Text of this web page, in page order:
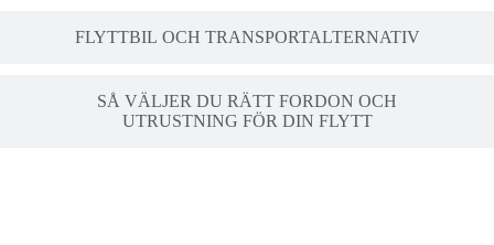
FLYTTBIL OCH TRANSPORTALTERNATIV
SÅ VÄLJER DU RÄTT FORDON OCH
UTRUSTNING FÖR DIN FLYTT